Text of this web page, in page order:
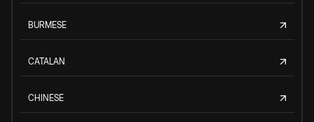
BURMESE
CATALAN
CHINESE